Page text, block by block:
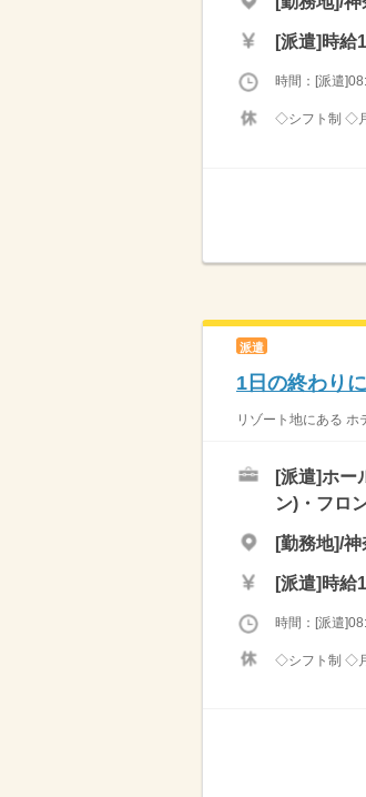
[派遣] 時給
時間：[派遣
◇シフト制 ◇
派遣
1日の終わり
リゾート地にある ホ
[派遣]ホー
ン)・フロ
[勤務地]/
[派遣] 時給
時間：[派遣
◇シフト制 ◇